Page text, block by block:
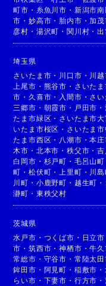
町市 ・ 糸魚川市 ・ 新潟市南
市 ・妙高市 ・ 胎内市 ・加茂
彦村 ・ 湯沢町 ・関川村 ・
埼玉県
さいたま市 ・ 川口市 ・ 川
上尾市 ・ 熊谷市 ・ さいた
市 ・ 久喜市 ・ 入間市 ・ さ
三郷市 ・ 朝霞市 ・ 戸田市 ・
たま市緑区 ・ さいたま市
いたま市桜区 ・ さいたま
たま市西区 ・ 八潮市 ・本庄
木市 ・ 北本市 ・秩父市 ・吉
白岡市 ・ 杉戸町 ・ 毛呂山町
町 ・松伏町 ・ 上里町 ・ 川
川町 ・ 小鹿野町 ・ 越生町 ・
瀞町 ・ 東秩父村
茨城県
水戸市 ・ つくば市 ・ 日立市
市 ・筑西市 ・神栖市 ・牛久
常総市 ・ 守谷市 ・ 常陸太田
鉾田市 ・ 阿見町 ・ 稲敷市 ・
らい市 ・ 下妻市 ・ 行方市 ・